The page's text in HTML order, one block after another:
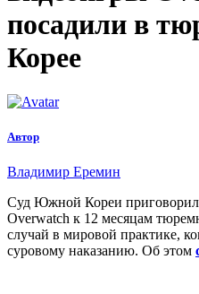
посадили в
Корее
Автор
Владимир Еремин
Суд Южной Кореи приговорил
Overwatch к 12 месяцам
случай в мировой практике,
суровому наказанию. Об этом